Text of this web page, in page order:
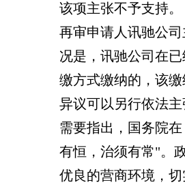
该项主张不予支持。
再审申请人讯驰公
况是，讯驰公司在
缴方式缴纳的，该
异议可以另行依法主
需要指出，国务院
有恒，治须有常"。
优良的营商环境，